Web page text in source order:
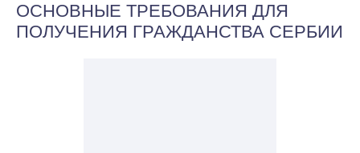
ОСНОВНЫЕ ТРЕБОВАНИЯ ДЛЯ
ПОЛУЧЕНИЯ ГРАЖДАНСТВА СЕРБИИ